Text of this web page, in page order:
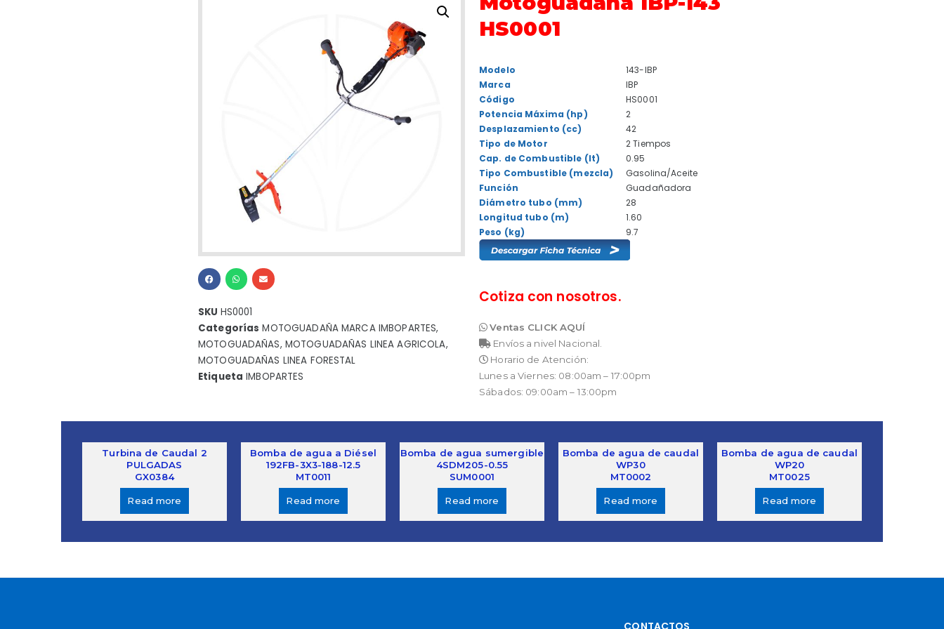
SKU HS0001
Categorías MOTOGUADAÑA MARCA IMBOPARTES,
MOTOGUADAÑAS, MOTOGUADAÑAS LINEA AGRICOLA,
MOTOGUADAÑAS LINEA FORESTAL
Etiqueta IMBOPARTES
HS0001
Modelo
Marca
Código
Potencia Máxima (hp)
Desplazamiento (cc)
Tipo de Motor
Cap. de Combustible (lt)
Tipo Combustible (mezcla)
Función
Diámetro tubo (mm)
Longitud tubo (m)
Peso (kg)
143-IBP
IBP
HS0001
2
42
2 Tiempos
0.95
Gasolina/Aceite
Guadañadora
28
1.60
9.7
Cotiza con nosotros.
Ventas CLICK AQUÍ
Envíos a nivel Nacional.
Horario de Atención:
Lunes a Viernes: 08:00am – 17:00pm
Sábados: 09:00am – 13:00pm
Turbina de Caudal 2
PULGADAS
GX0384
Read more
Bomba de agua a Diésel
192FB-3X3-188-12.5
MT0011
Read more
Bomba de agua sumergible
4SDM205-0.55
SUM0001
Read more
Bomba de agua de caudal
WP30
MT0002
Read more
Bomba de agua de caudal
WP20
MT0025
Read more
CONTACTOS